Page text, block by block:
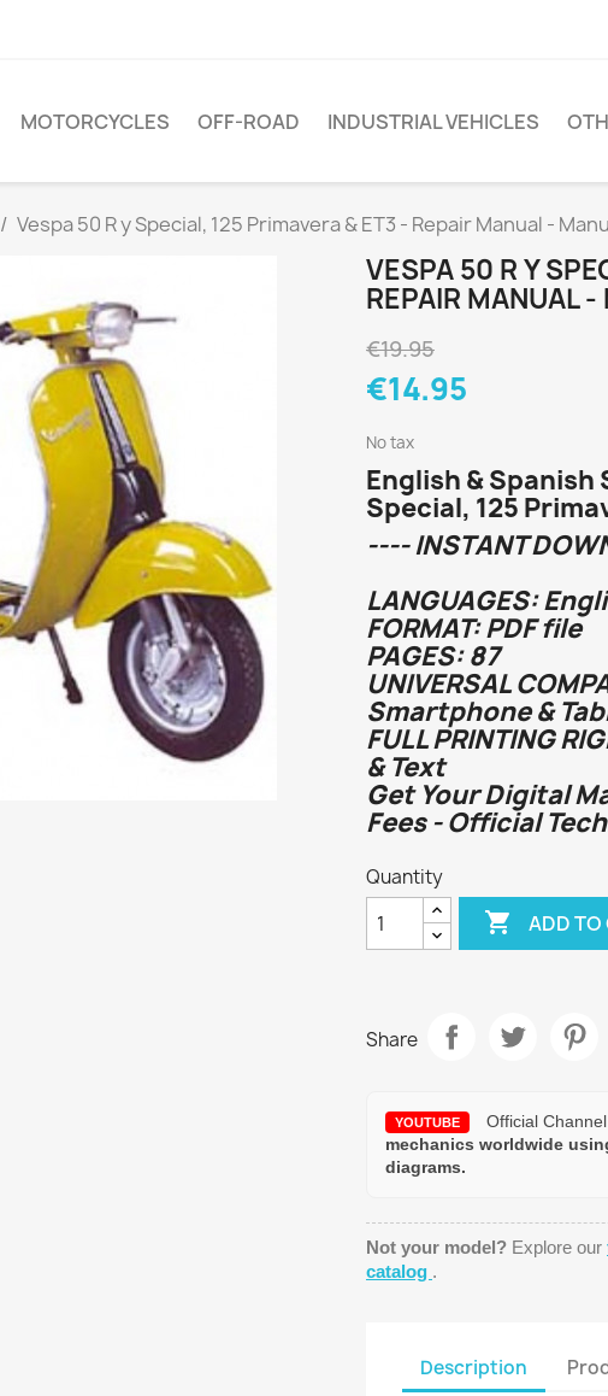
MOTORCYCLES OFF-ROAD INDUSTRIAL VEHICLES
Vespa 50 R y Special, 125 Primavera & ET3 - Repair Manual -
VESPA 50 R Y
REPAIR MANUAL
€19.95
€14.95
No tax
English & Spanish
Special, 125
---- INSTANT
LANGUAGES:
FORMAT: PDF file
PAGES: 87
UNIVERSAL
Smartphone &
FULL PRINTING
& Text
Get Your Digital
Fees - Official
Quantity
 ADD TO
Share
YOUTUBE Official Channel
mechanics worldwide
diagrams.
Not your model? Explore our
catalog .
Description